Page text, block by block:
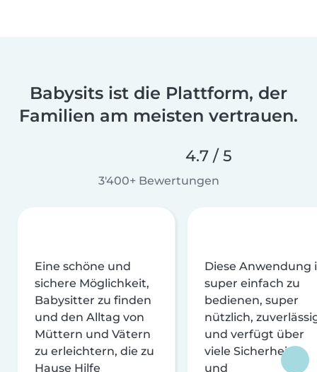
Babysits ist die Plattform, der
Familien am meisten vertrauen.
4.7 / 5
3'400+ Bewertungen
Eine schöne und
sichere Möglichkeit,
Babysitter zu finden
und den Alltag von
Müttern und Vätern
zu erleichtern, die zu
Hause Hilfe
Diese Anwendung
super einfach zu
bedienen, super
nützlich,
und verfügt über
viele Sicherheits-
und